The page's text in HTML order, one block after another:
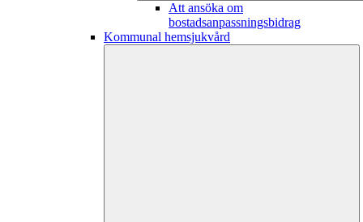
Att ansöka om
bostadsanpassningsbidrag
Kommunal hemsjukvård